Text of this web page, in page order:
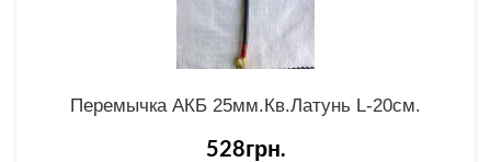
Перемычка АКБ 25мм.кв.латунь L-20см.
528грн.